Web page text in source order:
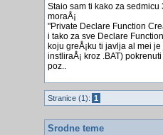
Staio sam ti kako za
moraÅ¡
"Private Declare Function
i tako za sve Declare
koju greÅ¡ku ti javlja al mei
instliraÅ¡ kroz .BAT)
poz..
Stranice (1): 1
Srodne teme